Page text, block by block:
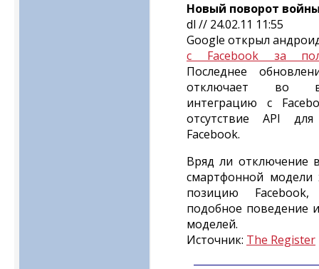
Новый поворот
dl // 24.02.11 11:55
Google открыл
с Facebook за
Последнее
отключает во
интеграцию с
отсутствие API
Facebook.
Вряд ли отключение
смартфонной модели
позицию
подобное поведение
моделей.
Источник: The Register